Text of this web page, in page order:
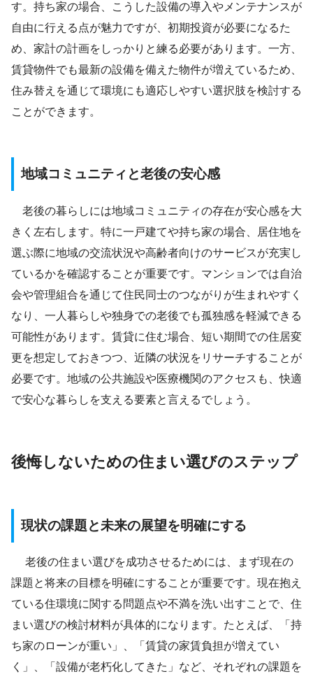
す。持ち家の場合、こうした設備の導入やメンテナンスが
自由に行える点が魅力ですが、初期投資が必要になるた
め、家計の計画をしっかりと練る必要があります。一方、
賃貸物件でも最新の設備を備えた物件が増えているため、
住み替えを通じて環境にも適応しやすい選択肢を検討する
ことができます。
地域コミュニティと老後の安心感
老後の暮らしには地域コミュニティの存在が安心感を大
きく左右します。特に一戸建てや持ち家の場合、居住地を
選ぶ際に地域の交流状況や高齢者向けのサービスが充実し
ているかを確認することが重要です。マンションでは自治
会や管理組合を通じて住民同士のつながりが生まれやすく
なり、一人暮らしや独身での老後でも孤独感を軽減できる
可能性があります。賃貸に住む場合、短い期間での住居変
更を想定しておきつつ、近隣の状況をリサーチすることが
必要です。地域の公共施設や医療機関のアクセスも、快適
で安心な暮らしを支える要素と言えるでしょう。
後悔しないための住まい選びのステップ
現状の課題と未来の展望を明確にする
老後の住まい選びを成功させるためには、まず現在の
課題と将来の目標を明確にすることが重要です。現在抱え
ている住環境に関する問題点や不満を洗い出すことで、住
まい選びの検討材料が具体的になります。たとえば、「持
ち家のローンが重い」、「賃貸の家賃負担が増えてい
く」、「設備が老朽化してきた」など、それぞれの課題を